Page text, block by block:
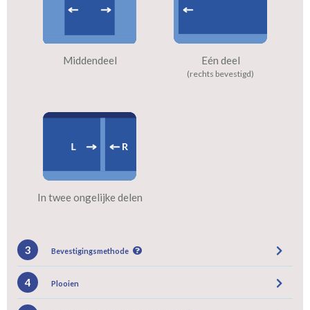
Middendeel Eén deel
(rechts bevestigd)
In twee ongelijke delen
3 Bevestigingsmethode
4 Plooien